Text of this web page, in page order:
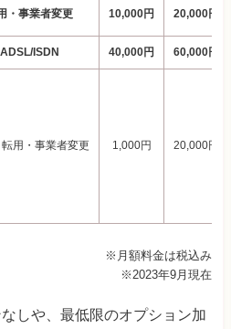
・事業者変更 10,000円 20,000円
ADSL/ISDN 40,000円 60,000円
用・事業者変更 1,000円 20,000円
※月額料金は税込み
※2023年9月現在
しや、最低限のオプション加